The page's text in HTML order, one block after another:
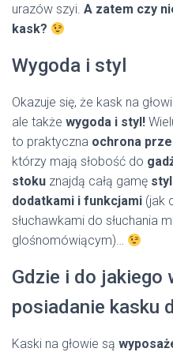
urazów szyi. A zatem czy
kask?
Wygoda i styl
Okazuje się, że kask na
ale także wygoda i styl!
to praktyczna ochrona
którzy mają słobość do
stoku znajdą całą gamę
dodatkami i funkcjami (jak
słuchawkami do słuchania
glośnomówiącym)…
Gdzie i do jakiego
posiadanie kasku
Kaski na głowie są